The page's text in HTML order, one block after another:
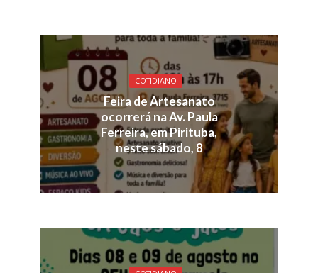
COTIDIANO
Feira de Artesanato
ocorrerá na Av. Paula
Ferreira, em Pirituba,
neste sábado, 8